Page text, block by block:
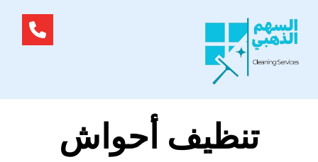
تنظيف أحواش